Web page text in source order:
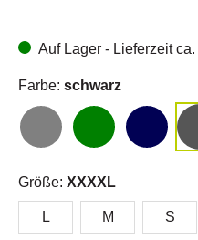
Auf Lager - Lieferzeit
Farbe: schwarz
Größe: XXXXL
L M S